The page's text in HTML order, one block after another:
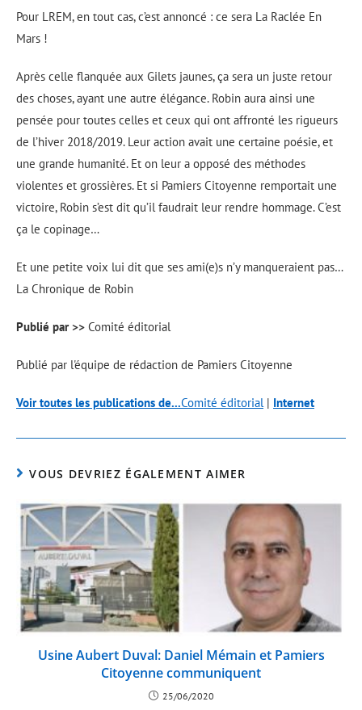
Pour LREM, en tout cas, c’est annoncé : ce sera La Raclée En
Mars !
Après celle flanquée aux Gilets jaunes, ça sera un juste retour
des choses, ayant une autre élégance. Robin aura ainsi une
pensée pour toutes celles et ceux qui ont affronté les rigueurs
de l’hiver 2018/2019. Leur action avait une certaine poésie, et
une grande humanité. Et on leur a opposé des méthodes
violentes et grossières. Et si Pamiers Citoyenne remportait une
victoire, Robin s’est dit qu’il faudrait leur rendre hommage. C’est
ça le copinage…
Et une petite voix lui dit que ses ami(e)s n’y manqueraient pas…
La Chronique de Robin
Publié par >> Comité éditorial
Publié par l'équipe de rédaction de Pamiers Citoyenne
Voir toutes les publications de...Comité éditorial| Internet
VOUS DEVRIEZ ÉGALEMENT AIMER
Usine Aubert Duval: Daniel Mémain et Pamiers
Citoyenne communiquent
25/06/2020